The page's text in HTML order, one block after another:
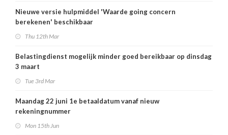
Nieuwe versie hulpmiddel 'Waarde going concern
berekenen' beschikbaar
Thu 12th Mar
Belastingdienst mogelijk minder goed bereikbaar op dinsdag
3 maart
Tue 3rd Mar
Maandag 22 juni 1e betaaldatum vanaf nieuw
rekeningnummer
Mon 15th Jun